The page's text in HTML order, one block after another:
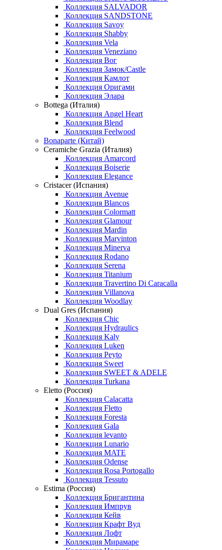
Коллекция SALVADOR
Коллекция SANDSTONE
Коллекция Savoy
Коллекция Shabby
Коллекция Vela
Коллекция Veneziano
Коллекция Вог
Коллекция Замок/Castle
Коллекция Камлот
Коллекция Оригами
Коллекция Элара
Bottega (Италия)
Коллекция Angel Heart
Коллекция Blend
Коллекция Feelwood
Bonaparte (Китай)
Ceramiche Grazia (Италия)
Коллекция Amarcord
Коллекция Boiserie
Коллекция Elegance
Cristacer (Испания)
Коллекция Avenue
Коллекция Blancos
Коллекция Colormatt
Коллекция Glamour
Коллекция Mardin
Коллекция Marvinton
Коллекция Minerva
Коллекция Rodano
Коллекция Serena
Коллекция Titanium
Коллекция Travertino Di Caracalla
Коллекция Villanova
Коллекция Woodlay
Dual Gres (Испания)
Коллекция Chic
Коллекция Hydraulics
Коллекция Kaly
Коллекция Luken
Коллекция Peyto
Коллекция Sweet
Коллекция SWEET & ADELE
Коллекция Turkana
Eletto (Россия)
Коллекция Calacatta
Коллекция Fletto
Коллекция Foresta
Коллекция Gala
Коллекция levanto
Коллекция Lunario
Коллекция MATE
Коллекция Odense
Коллекция Rosa Portogallo
Коллекция Tessuto
Estima (Россия)
Коллекция Бригантина
Коллекция Импрув
Коллекция Кейв
Коллекция Крафт Вуд
Коллекция Лофт
Коллекция Мирамаре